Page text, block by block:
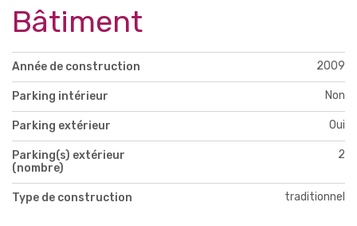
Bâtiment
Année de construction 2009
Parking intérieur Non
Parking extérieur Oui
Parking(s) extérieur
(nombre)
2
Type de construction traditionnel